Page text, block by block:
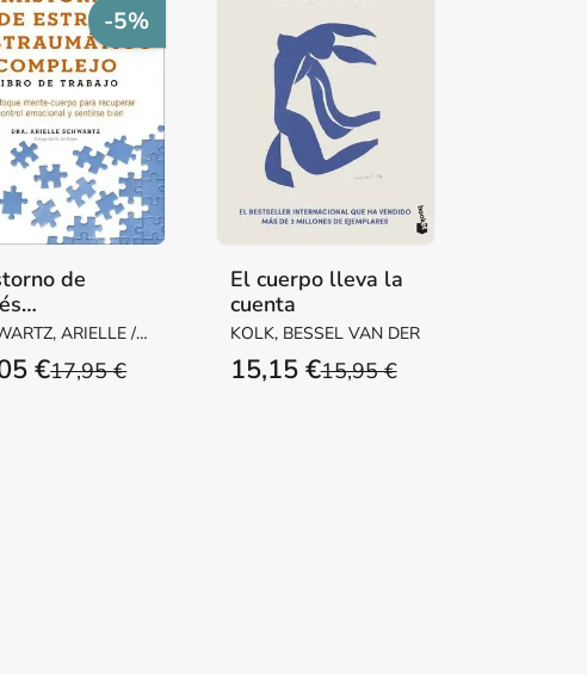
-5%
de
Libro de
ARIELLE /
JIM
17,95 €
€
El cuerpo lleva la
cuenta
KOLK, BESSEL VAN DER
15,95 €
15,15 €